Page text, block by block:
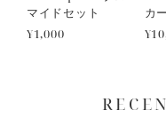
マイドセット
¥1,000
カー